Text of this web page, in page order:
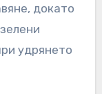
докато
удрянето